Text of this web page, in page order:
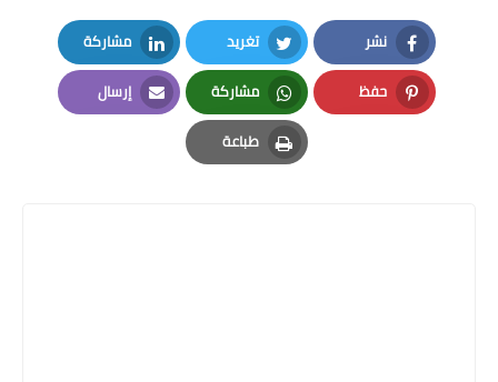
نشر
Facebook
تغريد
Twitter
مشاركة
LinkedIn
حفظ
Pinterest
مشاركة
Whatsapp
إرسال
Email
طباعة
Print